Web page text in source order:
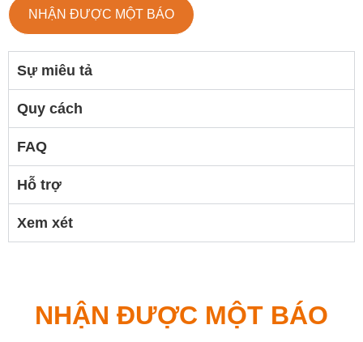
NHẬN ĐƯỢC MỘT BÁO
Sự miêu tả
Quy cách
FAQ
Hỗ trợ
Xem xét
NHẬN ĐƯỢC MỘT BÁO